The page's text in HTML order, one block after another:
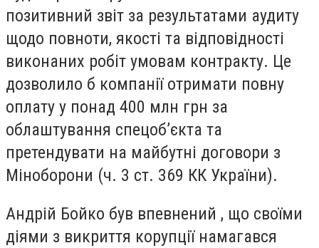
позитивний звіт за результатами аудиту
щодо повноти, якості та відповідності
виконаних робіт умовам контракту. Це
дозволило б компанії отримати повну
оплату у понад 400 млн грн за
облаштування спецоб’єкта та
претендувати на майбутні договори з
Міноборони (ч. 3 ст. 369 КК України).
Андрій Бойко був впевнений , що своїми
діями з викриття корупції намагався